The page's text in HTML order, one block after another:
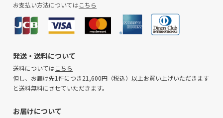
お支払い方法についてはこちら
発送・送料について
送料についてはこちら
但し、お届け先1件につき21,600円（税込）以上お買い上げいただきます
と送料無料にさせていただきます。
お届けについて